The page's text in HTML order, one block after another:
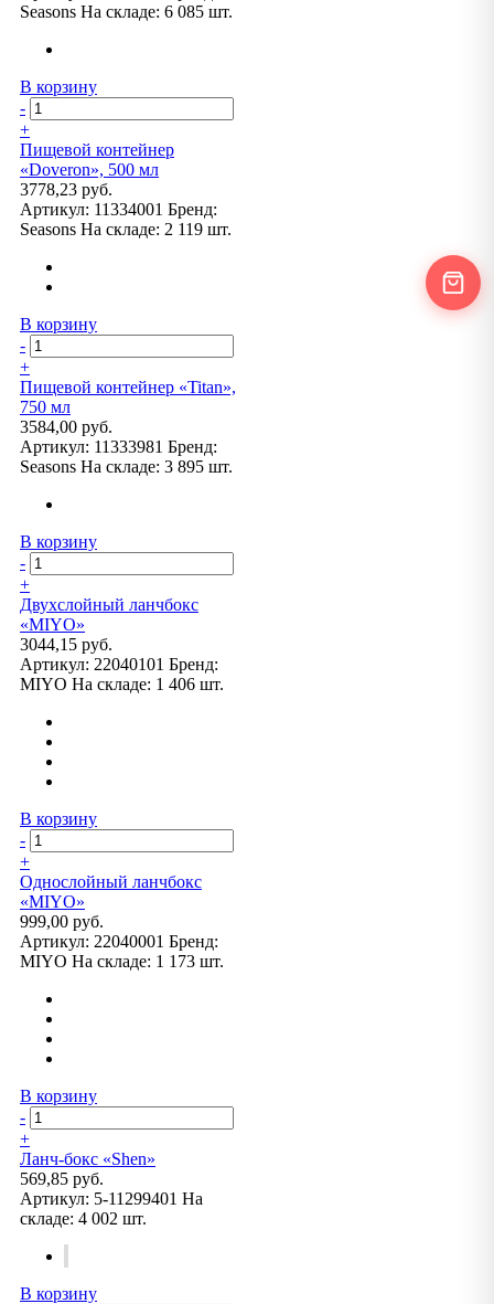
Seasons На складе: 6 085 шт.
В корзину
-
+
Пищевой контейнер
«Doveron», 500 мл
3778,23 руб.
Артикул: 11334001 Бренд:
Seasons На складе: 2 119 шт.
В корзину
-
+
Пищевой контейнер «Titan»,
750 мл
3584,00 руб.
Артикул: 11333981 Бренд:
Seasons На складе: 3 895 шт.
В корзину
-
+
Двухслойный ланчбокс
«MIYO»
3044,15 руб.
Артикул: 22040101 Бренд:
MIYO На складе: 1 406 шт.
В корзину
-
+
Однослойный ланчбокс
«MIYO»
999,00 руб.
Артикул: 22040001 Бренд:
MIYO На складе: 1 173 шт.
В корзину
-
+
Ланч-бокс «Shen»
569,85 руб.
Артикул: 5-11299401 На
складе: 4 002 шт.
В корзину